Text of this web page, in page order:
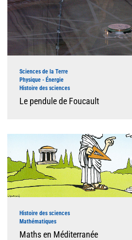
Sciences de la Terre
Physique - Énergie
Histoire des sciences
Le pendule de Foucault
Histoire des sciences
Mathématiques
Maths en Méditerranée